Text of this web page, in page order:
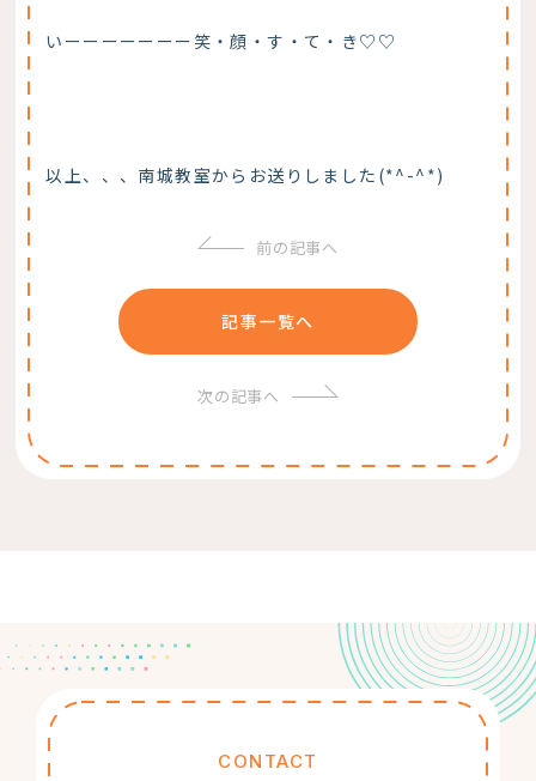
いーーーーーーー笑・顔・す・て・き♡♡
以上、、、南城教室からお送りしました(*^-^*)
前の記事へ
記事一覧へ
次の記事へ
CONTACT